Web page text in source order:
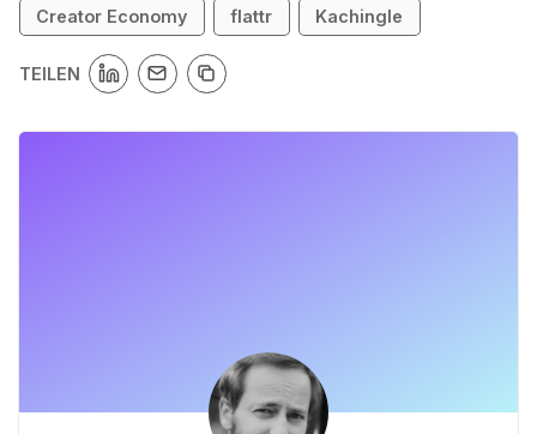
Creator Economy flattr Kachingle
TEILEN